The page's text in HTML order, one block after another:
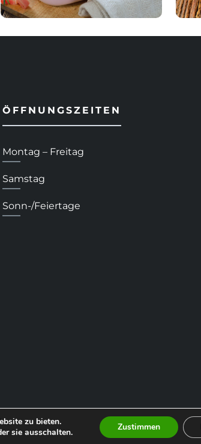
ÖFFNUNGSZEITEN
Montag – Freitag
Samstag
Sonn-/Feiertage
zu bieten.
sie ausschalten. Zustimmen